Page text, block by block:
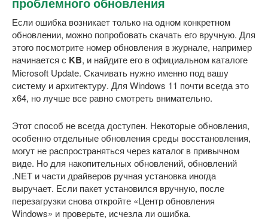
Если ошибка возникает только на одном конкретном
обновлении, можно попробовать скачать его вручную. Для
этого посмотрите номер обновления в журнале, например
начинается с KB, и найдите его в официальном каталоге
Microsoft Update. Скачивать нужно именно под вашу
систему и архитектуру. Для Windows 11 почти всегда это
x64, но лучше все равно смотреть внимательно.
Этот способ не всегда доступен. Некоторые обновления,
особенно отдельные обновления среды восстановления,
могут не распространяться через каталог в привычном
виде. Но для накопительных обновлений, обновлений
.NET и части драйверов ручная установка иногда
выручает. Если пакет установился вручную, после
перезагрузки снова откройте «Центр обновления
Windows» и проверьте, исчезла ли ошибка.